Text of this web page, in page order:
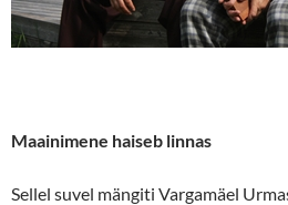
Maainimene haiseb linnas
Sellel suvel mängiti Vargamäel